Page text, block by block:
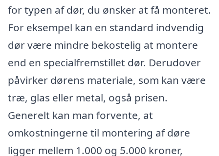
for typen af dør, du ønsker at få monteret.
For eksempel kan en standard indvendig
dør være mindre bekostelig at montere
end en specialfremstillet dør. Derudover
påvirker dørens materiale, som kan være
træ, glas eller metal, også prisen.
Generelt kan man forvente, at
omkostningerne til montering af døre
ligger mellem 1.000 og 5.000 kroner,